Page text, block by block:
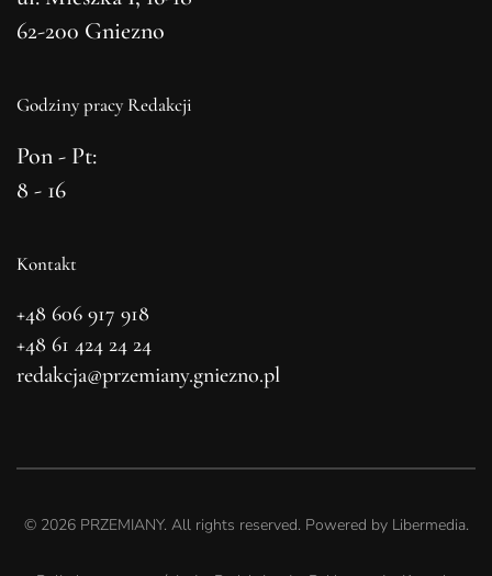
62-200 Gniezno
Godziny pracy Redakcji
Pon - Pt:
8 - 16
Kontakt
+48 606 917 918
+48 61 424 24 24
redakcja@przemiany.gniezno.pl
© 2026PRZEMIANY. All rights reserved. Powered by Libermedia.